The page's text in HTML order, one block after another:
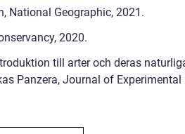
National Geographic, 2021.
2020.
till arter och deras
Panzera, Journal of Experimental